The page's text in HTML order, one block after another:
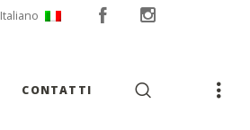
Italiano
CONTATTI